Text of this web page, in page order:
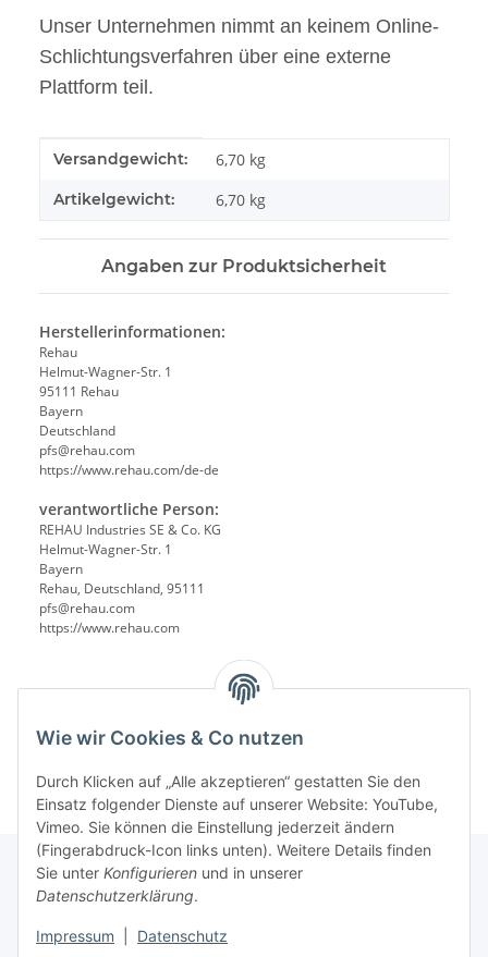
Wie wir Cookies & Co nutzen
Durch Klicken auf „Alle akzeptieren“ gestatten Sie den
Einsatz folgender Dienste auf unserer Website: YouTube,
Vimeo. Sie können die Einstellung jederzeit ändern
(Fingerabdruck-Icon links unten). Weitere Details finden
Sie unter Konfigurieren und in unserer
Datenschutzerklärung.
Impressum Datenschutz
Unser Unternehmen nimmt an keinem Online-
Schlichtungsverfahren über eine externe
Plattform teil.
Produkteigenschaft
Wert
Versandgewicht: 6,70 kg
Artikelgewicht: 6,70 kg
Angaben zur Produktsicherheit
Herstellerinformationen:
Rehau
Helmut-Wagner-Str. 1
95111 Rehau
Bayern
Deutschland
pfs@rehau.com
https://www.rehau.com/de-de
verantwortliche Person:
REHAU Industries SE & Co. KG
Helmut-Wagner-Str. 1
Bayern
Rehau, Deutschland, 95111
pfs@rehau.com
https://www.rehau.com